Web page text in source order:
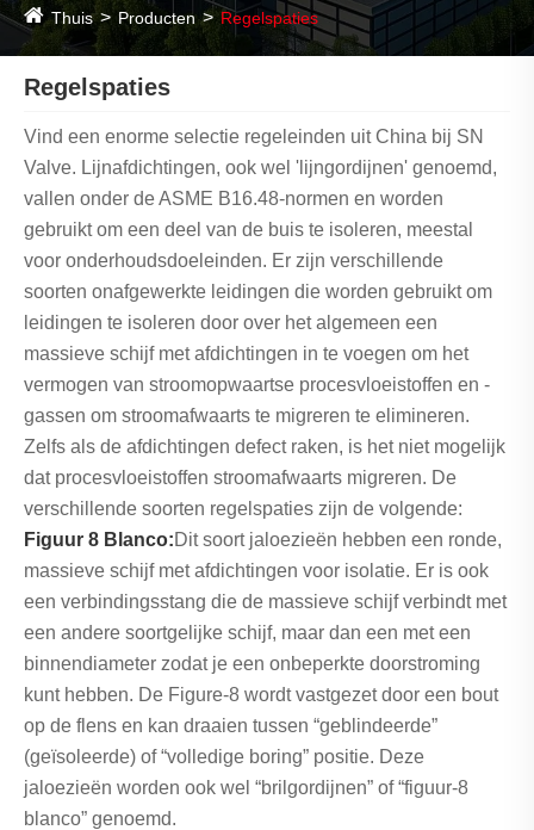
Thuis Producten Regelspaties
Regelspaties
Vind een enorme selectie regeleinden uit China bij SN
Valve. Lijnafdichtingen, ook wel 'lijngordijnen' genoemd,
vallen onder de ASME B16.48-normen en worden
gebruikt om een ​​deel van de buis te isoleren, meestal
voor onderhoudsdoeleinden. Er zijn verschillende
soorten onafgewerkte leidingen die worden gebruikt om
leidingen te isoleren door over het algemeen een
massieve schijf met afdichtingen in te voegen om het
vermogen van stroomopwaartse procesvloeistoffen en -
gassen om stroomafwaarts te migreren te elimineren.
Zelfs als de afdichtingen defect raken, is het niet mogelijk
dat procesvloeistoffen stroomafwaarts migreren. De
verschillende soorten regelspaties zijn de volgende:
Figuur 8 Blanco:Dit soort jaloezieën hebben een ronde,
massieve schijf met afdichtingen voor isolatie. Er is ook
een verbindingsstang die de massieve schijf verbindt met
een andere soortgelijke schijf, maar dan een met een
binnendiameter zodat je een onbeperkte doorstroming
kunt hebben. De Figure-8 wordt vastgezet door een bout
op de flens en kan draaien tussen “geblindeerde”
(geïsoleerde) of “volledige boring” positie. Deze
jaloezieën worden ook wel “brilgordijnen” of “figuur-8
blanco” genoemd.